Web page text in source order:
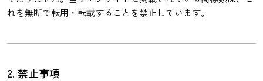
れを無断で転用・転載することを禁止しています。
2. 禁止事項